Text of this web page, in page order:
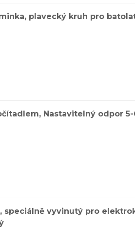
plavecký kruh pro
Nastavitelný odpor
speciálně vyvinutý pro